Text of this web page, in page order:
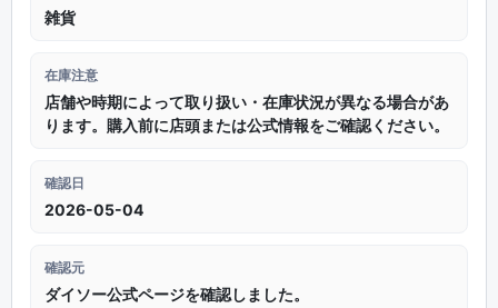
雑貨
在庫注意
店舗や時期によって取り扱い・在庫状況が異なる場合があ
ります。購入前に店頭または公式情報をご確認ください。
確認日
2026-05-04
確認元
ダイソー公式ページを確認しました。